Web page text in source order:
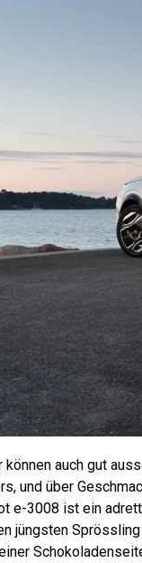
können auch gut
und über
e-3008 ist ein
jüngsten